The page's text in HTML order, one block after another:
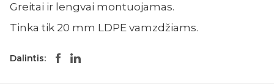
Greitai ir lengvai montuojamas.
Tinka tik 20 mm LDPE vamzdžiams.
Dalintis: